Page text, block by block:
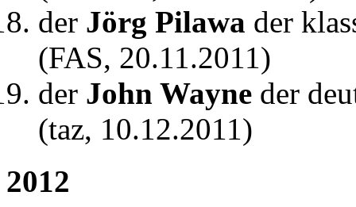
der Jörg Pilawa der
(FAS, 20.11.2011)
der John Wayne der
(taz, 10.12.2011)
2012